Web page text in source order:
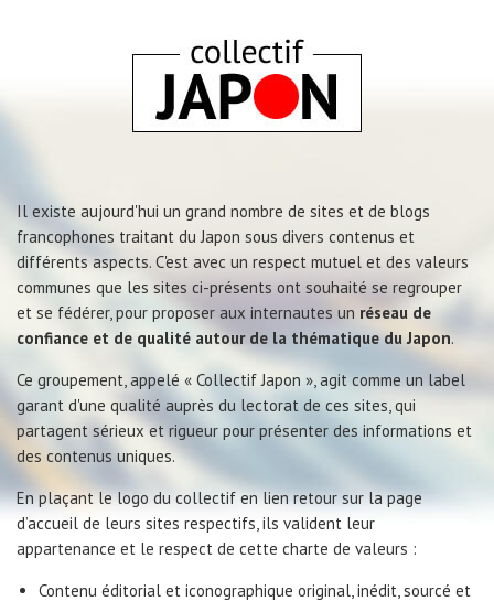
Il existe aujourd'hui un grand nombre de sites et de blogs
francophones traitant du Japon sous divers contenus et
différents aspects. C'est avec un respect mutuel et des valeurs
communes que les sites ci-présents ont souhaité se regrouper
et se fédérer, pour proposer aux internautes un réseau de
confiance et de qualité autour de la thématique du Japon.
Ce groupement, appelé « Collectif Japon », agit comme un label
garant d'une qualité auprès du lectorat de ces sites, qui
partagent sérieux et rigueur pour présenter des informations et
des contenus uniques.
En plaçant le logo du collectif en lien retour sur la page
d’accueil de leurs sites respectifs, ils valident leur
appartenance et le respect de cette charte de valeurs :
Contenu éditorial et iconographique original, inédit, sourcé et